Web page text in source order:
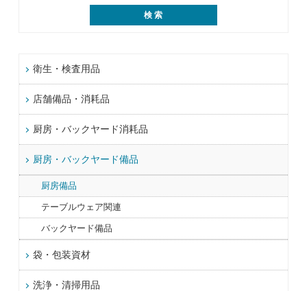
衛生・検査用品
店舗備品・消耗品
厨房・バックヤード消耗品
厨房・バックヤード備品
厨房備品
テーブルウェア関連
バックヤード備品
袋・包装資材
洗浄・清掃用品